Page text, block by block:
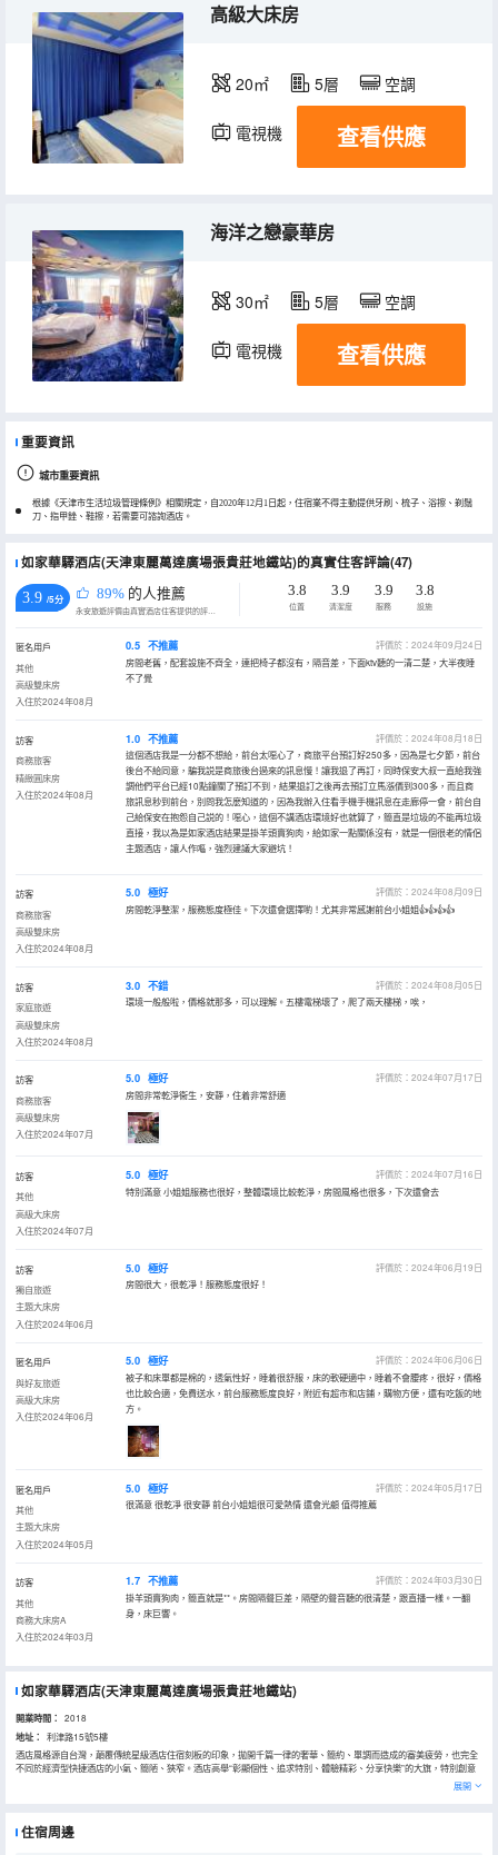
高級大床房
20㎡ 5層 空調
電視機 查看供應
海洋之戀豪華房
30㎡ 5層 空調
電視機 查看供應
重要資訊
城市重要資訊
根據《天津市生活垃圾管理條例》相關規定，自2020年12月1日起，住宿業不得主動提供牙刷、梳子、浴擦、剃鬚
刀、指甲銼、鞋擦，若需要可諮詢酒店。
如家華驛酒店(天津東麗萬達廣場張貴莊地鐵站)的真實住客評論(47)
3.9 /5分 89% 的人推薦
永安旅遊評價由真實酒店住客提供的評價。
3.8
位置
3.9
清潔度
3.9
服務
3.8
設施
匿名用戶
其他
高級雙床房
入住於2024年08月
0.5 不推薦
評價於：2024年09月24日
房間老舊，配套設施不齊全，連把椅子都沒有，隔音差，下面ktv聽的一清二楚，大半夜睡
不了覺
訪客
商務旅客
精緻圓床房
入住於2024年08月
1.0 不推薦
評價於：2024年08月18日
這個酒店我是一分都不想給，前台太噁心了，商旅平台預訂好250多，因為是七夕節，前台
後台不給同意，騙我説是商旅後台過來的訊息慢！讓我退了再訂，同時保安大叔一直給我強
調他們平台已經10點鐘關了預訂不到，結果退訂之後再去預訂立馬漲價到300多，而且商
旅訊息秒到前台，別問我怎麼知道的，因為我辦入住看手機手機訊息在走廊停一會，前台自
己給保安在抱怨自己説的！噁心，這個不講酒店環境好也就算了，簡直是垃圾的不能再垃圾
直接，我以為是如家酒店結果是掛羊頭賣狗肉，給如家一點關係沒有，就是一個很老的情侶
主題酒店，讓人作嘔，強烈建議大家避坑！
訪客
商務旅客
高級雙床房
入住於2024年08月
5.0 極好
評價於：2024年08月09日
房間乾淨整潔，服務態度極佳。下次還會選擇喲！尤其非常感謝前台小姐姐👍👍👍👍
訪客
家庭旅遊
高級雙床房
入住於2024年08月
3.0 不錯
評價於：2024年08月05日
環境一般般啦，價格就那多，可以理解。五樓電梯壞了，爬了兩天樓梯，唉，
訪客
商務旅客
高級雙床房
入住於2024年07月
5.0 極好
評價於：2024年07月17日
房間非常乾淨衞生，安靜，住着非常舒適
訪客
其他
高級大床房
入住於2024年07月
5.0 極好
評價於：2024年07月16日
特別滿意 小姐姐服務也很好，整體環境比較乾淨，房間風格也很多，下次還會去
訪客
獨自旅遊
主題大床房
入住於2024年06月
5.0 極好
評價於：2024年06月19日
房間很大，很乾凈！服務態度很好！
匿名用戶
與好友旅遊
高級大床房
入住於2024年06月
5.0 極好
評價於：2024年06月06日
被子和床單都是棉的，透氣性好，睡着很舒服，床的軟硬適中，睡着不會腰疼，很好，價格
也比較合適，免費送水，前台服務態度良好，附近有超市和店鋪，購物方便，還有吃飯的地
方。
匿名用戶
其他
主題大床房
入住於2024年05月
5.0 極好
評價於：2024年05月17日
很滿意 很乾凈 很安靜 前台小姐姐很可愛熱情 還會光顧 值得推薦
訪客
其他
商務大床房A
入住於2024年03月
1.7 不推薦
評價於：2024年03月30日
掛羊頭賣狗肉，簡直就是**。房間隔聲巨差，隔壁的聲音聽的很清楚，跟直播一樣。一翻
身，床巨響。
如家華驛酒店(天津東麗萬達廣場張貴莊地鐵站)
開業時間： 2018
地址：
利津路15號5樓
酒店風格源自台灣，顛覆傳統星級酒店住宿刻板的印象，拋開千篇一律的奢華、簡約、單調而造成的審美疲勞，也完全
不同於經濟型快捷酒店的小氣、簡陋、狹窄。酒店高舉“彰顯個性、追求特別、體驗精彩、分享快樂”的大旗，特別創意
設計。為充分滿足顧客心理需求，酒店提供了浪漫情感、異國風情、藝術音樂、海洋生態、遊戲體育、卡通童話、商業
展開
住宿周邊